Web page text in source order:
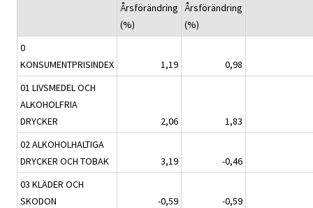
Årsförändring
(%)
Årsförändring
(%)
0
KONSUMENTPRISINDEX
1,19
0,98
01 LIVSMEDEL OCH
ALKOHOLFRIA
DRYCKER
2,06
1,83
02 ALKOHOLHALTIGA
DRYCKER OCH TOBAK
3,19
-0,46
03 KLÄDER OCH
SKODON
-0,59
-0,59